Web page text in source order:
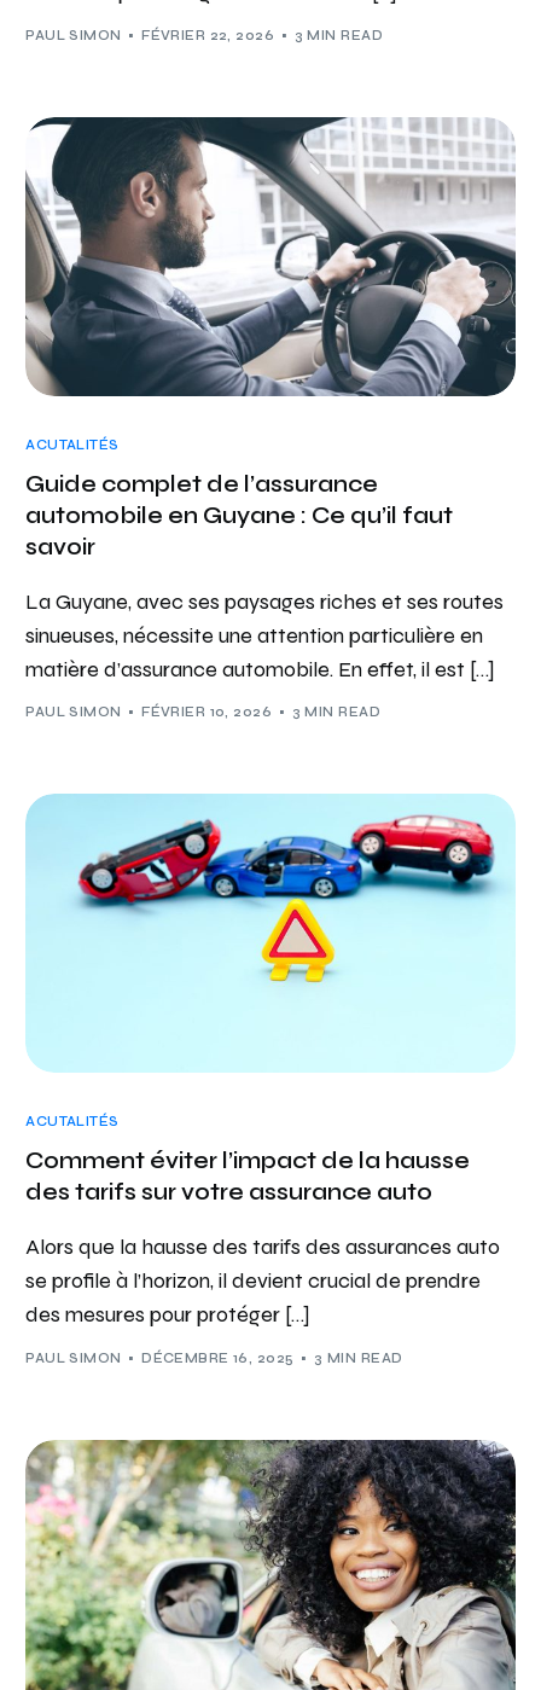
PAUL SIMON FÉVRIER 22, 2026 3 MIN READ
ACUTALITÉS
Guide complet de l’assurance
automobile en Guyane : Ce qu’il faut
savoir
La Guyane, avec ses paysages riches et ses routes
sinueuses, nécessite une attention particulière en
matière d’assurance automobile. En effet, il est […]
PAUL SIMON FÉVRIER 10, 2026 3 MIN READ
ACUTALITÉS
Comment éviter l’impact de la hausse
des tarifs sur votre assurance auto
Alors que la hausse des tarifs des assurances auto
se profile à l’horizon, il devient crucial de prendre
des mesures pour protéger […]
PAUL SIMON DÉCEMBRE 16, 2025 3 MIN READ